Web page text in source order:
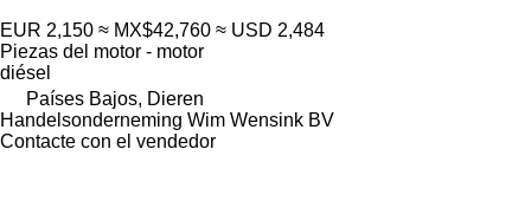
EUR 2,150 ≈ MX$42,760 ≈ USD 2,484
Piezas del motor - motor
diésel
Países Bajos, Dieren
Handelsonderneming Wim Wensink BV
Contacte con el vendedor